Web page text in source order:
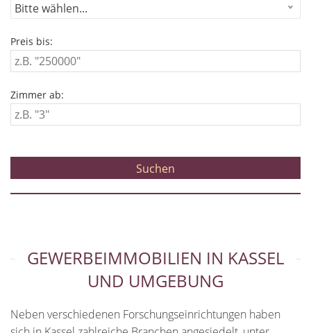
Bitte wählen...
Preis bis:
Zimmer ab:
GEWERBEIMMOBILIEN IN KASSEL
UND UMGEBUNG
Neben verschiedenen Forschungseinrichtungen haben